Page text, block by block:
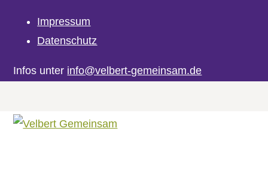
Impressum
Datenschutz
Infos unter info@velbert-gemeinsam.de